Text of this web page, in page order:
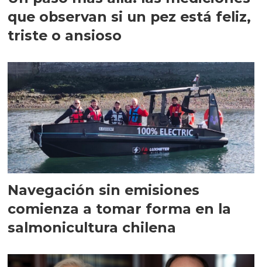
que observan si un pez está feliz,
triste o ansioso
Navegación sin emisiones
comienza a tomar forma en la
salmonicultura chilena